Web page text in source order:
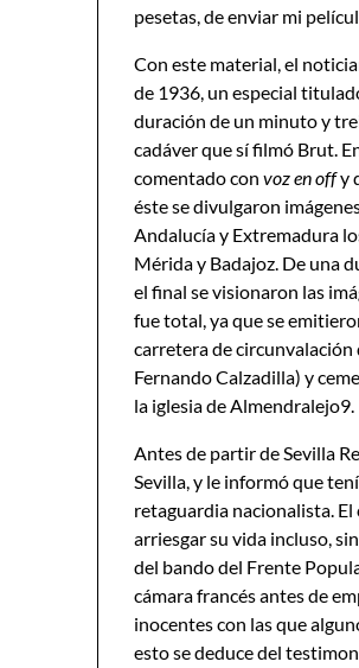
pesetas, de enviar mi
Con este material, el
de 1936, un especial
duración de un minuto y
cadáver que sí filmó Brut.
comentado con voz en offy
éste se divulgaron
Andalucía y Extremadura
Mérida y Badajoz. De una
el final se visionaron las
fue total, ya que se
carretera de circunvalación
Fernando Calzadilla) y
la iglesia de Almendralejo9.
Antes de partir de Sevilla
Sevilla, y le informó que
retaguardia nacionalista.
arriesgar su vida incluso,
del bando del Frente
cámara francés antes de
inocentes con las que
esto se deduce del